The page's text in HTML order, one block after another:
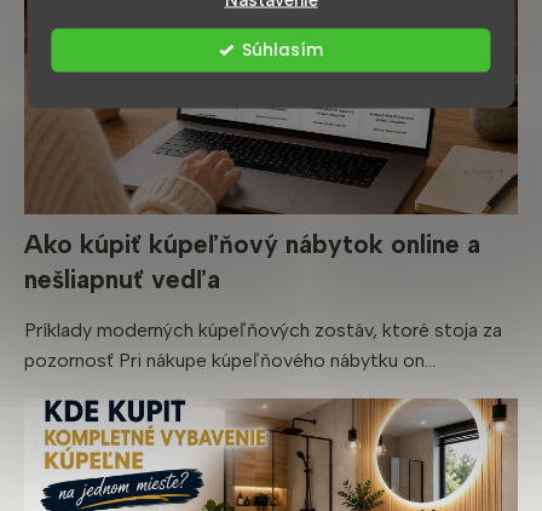
Súhlasím
Ako kúpiť kúpeľňový nábytok online a
nešliapnuť vedľa
Príklady moderných kúpeľňových zostáv, ktoré stoja za
pozornosť Pri nákupe kúpeľňového nábytku on...